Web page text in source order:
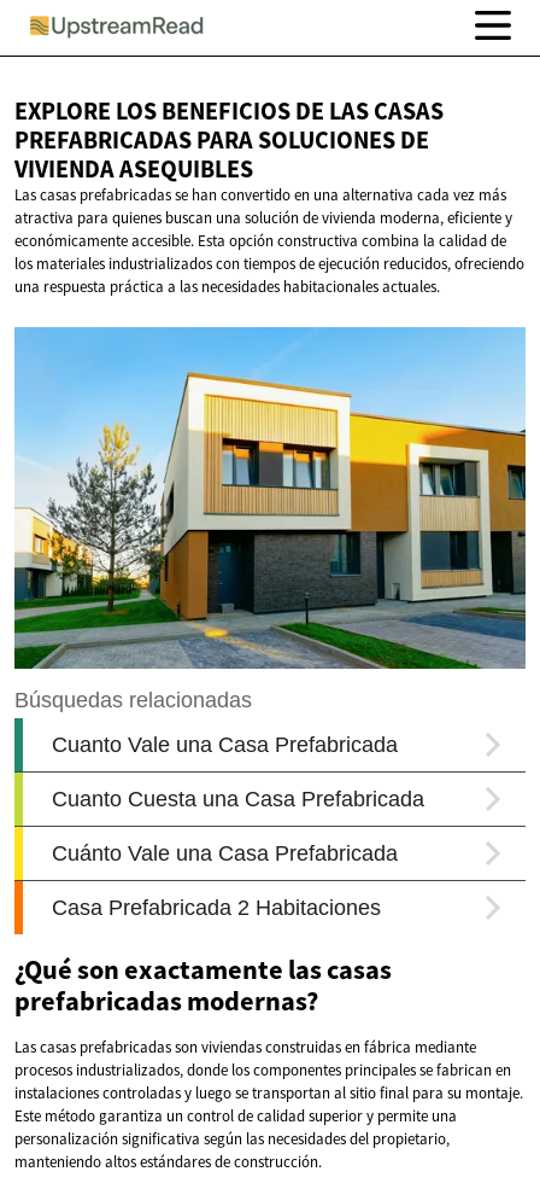
EXPLORE LOS BENEFICIOS DE LAS CASAS
PREFABRICADAS PARA SOLUCIONES DE
VIVIENDA ASEQUIBLES
Las casas prefabricadas se han convertido en una alternativa cada vez más
atractiva para quienes buscan una solución de vivienda moderna, eficiente y
económicamente accesible. Esta opción constructiva combina la calidad de
los materiales industrializados con tiempos de ejecución reducidos, ofreciendo
una respuesta práctica a las necesidades habitacionales actuales.
¿Qué son exactamente las casas
prefabricadas modernas?
Las casas prefabricadas son viviendas construidas en fábrica mediante
procesos industrializados, donde los componentes principales se fabrican en
instalaciones controladas y luego se transportan al sitio final para su montaje.
Este método garantiza un control de calidad superior y permite una
personalización significativa según las necesidades del propietario,
manteniendo altos estándares de construcción.